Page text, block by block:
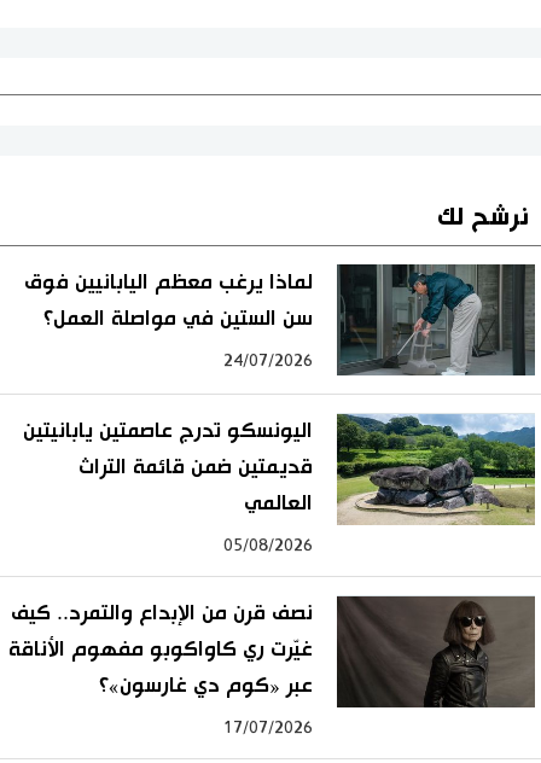
نرشح لك
لماذا يرغب معظم اليابانيين فوق
سن الستين في مواصلة العمل؟
24/07/2026
اليونسكو تدرج عاصمتين يابانيتين
قديمتين ضمن قائمة التراث
العالمي
05/08/2026
نصف قرن من الإبداع والتمرد.. كيف
غيّرت ري كاواكوبو مفهوم الأناقة
عبر «كوم دي غارسون»؟
17/07/2026